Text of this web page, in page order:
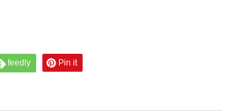
feedly Pin it